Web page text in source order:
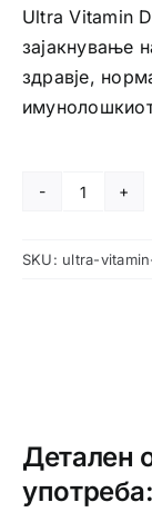
Ultra Vitamin
зајакнување
здравје,
Ultra
D
SKU: ultra-
Детален
употреба: